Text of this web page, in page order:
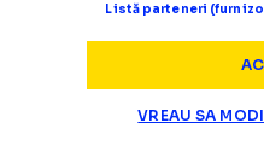
Listă parteneri
VREAU SA